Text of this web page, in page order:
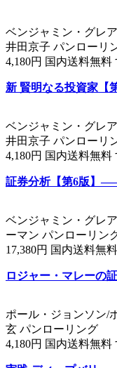
ベンジャミン・グレ
井田京子 パンローリ
4,180円 国内送料無料
新 賢明なる投資家【
ベンジャミン・グレ
井田京子 パンローリ
4,180円 国内送料無料
証券分析【第6版】
ベンジャミン・グレ
ーマン パンローリン
17,380円 国内送料無
ロジャー・マレーの
ポール・ジョンソン/
玄 パンローリング
4,180円 国内送料無料